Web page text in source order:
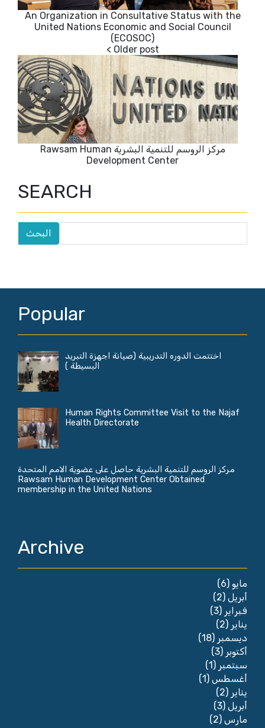
An Organization in Consultative Status with the
United Nations Economic and Social Council
(ECOSOC)
مركز الروسم للتنمية البشرية Rawsam Human
Development Center
SEARCH
Popular
اختتمت الدوره التدريبية (صيانة اجهزة التبريد
البسيطة )
Human Rights Committee Visit to the Najaf
Health Directorate
مركز الروسم للتنمية البشرية حاصل على عضوية الامم المتحدة
Rawsam Human Development Center Obtained
membership in the United Nations
Archive
مايو (6)
أبريل (2)
فبراير (3)
يناير (2)
ديسمبر (18)
أكتوبر (3)
سبتمبر (1)
أغسطس (1)
يناير (2)
أبريل (3)
مارس (2)